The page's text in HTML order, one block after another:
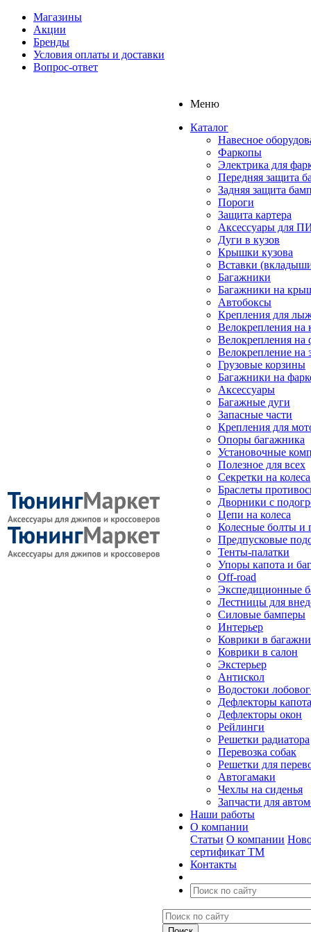
Магазины
Акции
Бренды
Условия оплаты и доставки
Вопрос-ответ
Меню
Каталог
Навесное
Фаркопы
Электрика для
Передняя защита
Задняя защита
Пороги
Защита картера
Аксессуары для
Дуги в кузов
Крышки кузова
Вставки
Багажники
Багажники на
Автобоксы
Крепления для
Велокрепления
Велокрепления на
Велокрепление на
Грузовые корзины
Багажники на
Аксессуары
Багажные дуги
Запасные части
Крепления для
Опоры багажника
Установочные
Полезное для всех
Секретки на колеса
Браслеты
Дворники с
Цепи на колеса
Колесные болты и
Предпусковые
Тенты-палатки
Упоры капота и
Off-road
Экспедиционные
Лестницы для
Силовые бамперы
Интерьер
Коврики в
Коврики в салон
Экстерьер
Антискол
Водостоки
Дефлекторы капота
Дефлекторы окон
Рейлинги
Решетки радиатора
Перевозка собак
Решетки для
Автогамаки
Чехлы на сиденья
Запчасти для
Наши работы
О компании
Статьи О компании
сертификат ТМ
Контакты